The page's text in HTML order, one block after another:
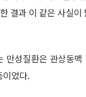
결과 이 같은 사실
성질환은 관상동
이었다.